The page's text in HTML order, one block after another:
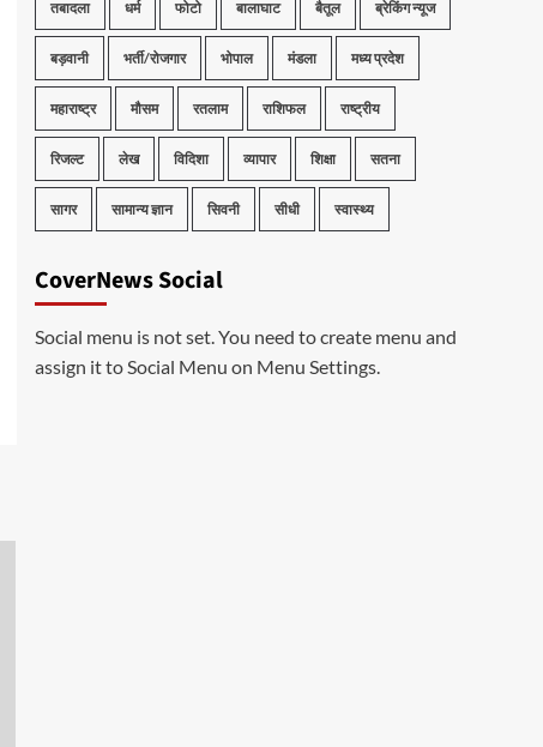
तबादला धर्म फोटो बालाघाट बैतूल ब्रेकिंग न्यूज
बड़वानी भर्ती/रोजगार भोपाल मंडला मध्य प्रदेश
महाराष्ट्र मौसम रतलाम राशिफल राष्ट्रीय
रिजल्ट लेख विदिशा व्यापार शिक्षा सतना
सागर सामान्य ज्ञान सिवनी सीधी स्वास्थ्य
CoverNews Social
Social menu is not set. You need to create menu and
assign it to Social Menu on Menu Settings.